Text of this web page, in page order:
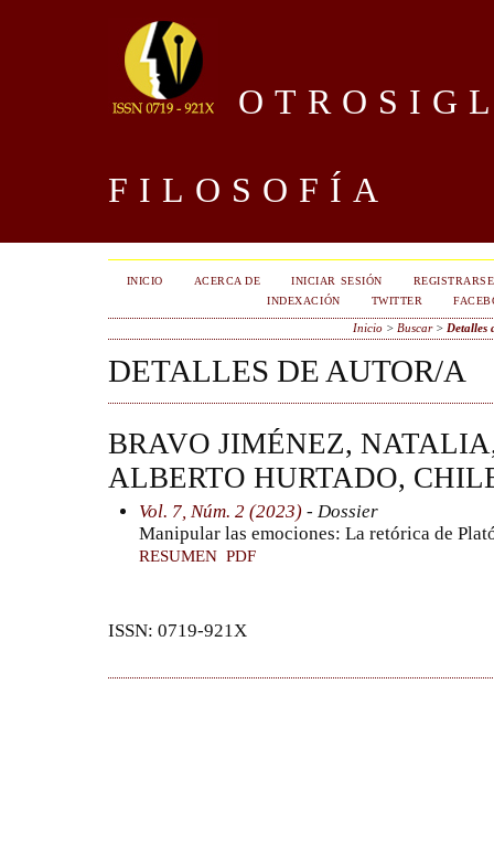
FILOSOFÍA
INICIO ACERCA DE INICIAR SESIÓN
REGISTRARSE
INDEXACIÓN
TWITTER
Inicio > Buscar> Detalles
DETALLES DE AUTOR/A
BRAVO JIMÉNEZ,
ALBERTO HURTADO,
Vol. 7, Núm. 2 (2023) - Dossier
Manipular las emociones: La retórica de
RESUMEN PDF
ISSN: 0719-921X